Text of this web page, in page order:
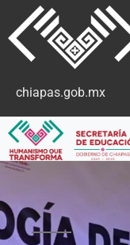
chiapas.gob.mx